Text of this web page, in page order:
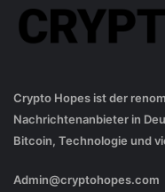
Crypto Hopes ist der
Nachrichtenanbieter in
Bitcoin, Technologie und
Admin@cryptohopes.com